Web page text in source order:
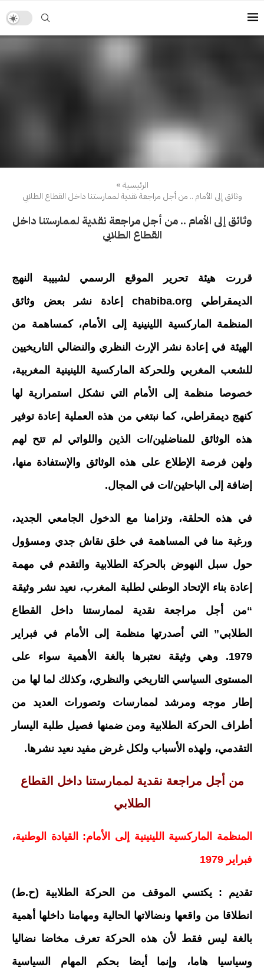
الرئيسية»
وثائق إلى الأمام .. من أجل مراجعة نقدية لممارستنا داخل القطاع الطلابي
وثائق إلى الأمام .. من أجل مراجعة نقدية لممارستنا داخل
القطاع الطلابي
قررت هيئة تحرير الموقع الرسمي لشبيبة النهج
الديمقراطي chabiba.org إعادة نشر بعض وثائق
المنظمة الماركسية اللينينية إلى الأمام، كمساهمة من
الهيئة في إعادة نشر الإرث النظري والنضالي التاريخيين
للشعب المغربي وللحركة الماركسية اللينينية المغربية،
خصوصا منظمة إلى الأمام التي نشكل استمرارية لها
كنهج ديمقراطي، كما نبتغي من هذه العملية إعادة توفير
هذه الوثائق للمناضلين/ات الذين واللواتي لم تتح لهم
ولهن فرصة الإطلاع على هذه الوثائق والإستفادة منها،
إضافة إلى الباحثين/ات في المجال.
في هذه الحلقة، وتزامنا مع الدخول الجامعي الجديد،
ورغبة منا في المساهمة في خلق نقاش جدي ومسؤول
حول سبل النهوض بالحركة الطلابية والتقدم في مهمة
إعادة بناء الإتحاد الوطني لطلبة المغرب، نعيد نشر وثيقة
“من أجل مراجعة نقدية لممارستنا داخل القطاع
الطلابي” التي أصدرتها منظمة إلى الأمام في فبراير
1979. وهي وثيقة نعتبرها بالغة الأهمية سواء على
المستوى السياسي التاريخي والنظري، وكذلك لما لها من
إطار موجه ومرشد لممارسات وتصورات العديد من
أطراف الحركة الطلابية ومن ضمنها فصيل طلبة اليسار
التقدمي، ولهذه الأسباب ولكل غرض مفيد نعيد نشرها.
من أجل مراجعة نقدية لممارستنا داخل القطاع
الطلابي
المنظمة الماركسية اللينينية إلى الأمام: القيادة الوطنية،
فبراير 1979
تقديم : يكتسي الموقف من الحركة الطلابية (ح.ط)
انطلاقا من واقعها ونضالاتها الحالية ومهامنا داخلها أهمية
بالغة ليس فقط لأن هذه الحركة تعرف مخاضا نضاليا
وسياسيا هاما، وإنما أيضا بحكم المهام السياسية